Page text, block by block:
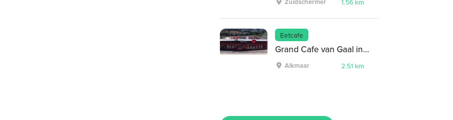
Eetcafe
Grand Cafe van Gaal in Alkmaar
Alkmaar 2.51 km